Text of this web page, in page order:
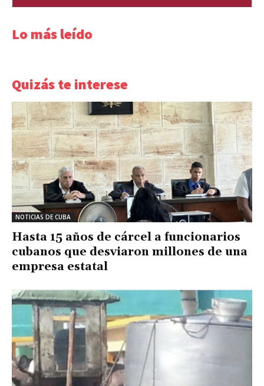
Lo más leído
Quizás te interese
NOTICIAS DE CUBA
Hasta 15 años de cárcel a funcionarios
cubanos que desviaron millones de una
empresa estatal